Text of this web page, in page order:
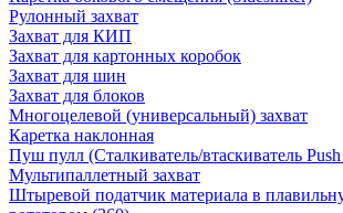
Рулонный захват
Захват для КИП
Захват для картонных коробок
Захват для шин
Захват для блоков
Многоцелевой (универсальный) захват
Каретка наклонная
Пуш пулл (Сталкиватель/втаскиватель
Мультипаллетный захват
Штыревой податчик материала в